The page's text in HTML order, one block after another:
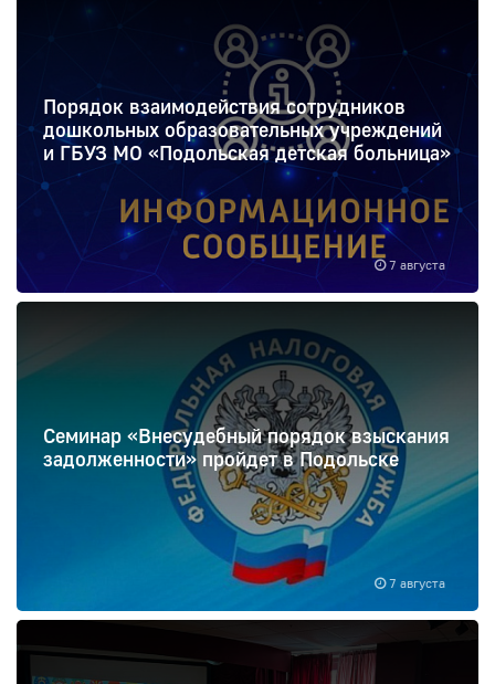
7 августа
Порядок взаимодействия сотрудников
дошкольных образовательных учреждений
и ГБУЗ МО «Подольская детская больница»
7 августа
Семинар «Внесудебный порядок взыскания
задолженности» пройдет в Подольске